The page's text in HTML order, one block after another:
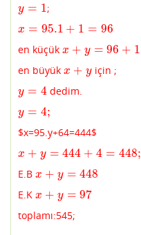
y = 1
y= 1 ;
x = 95.1 + 1 = 96
x= 95.1+1= 96
en küçük x + y = 96 + 1
x+ y= 96 +1 =97
en büyük x + y
x+ y için ;
y = 4
y= 4 dedim.
y = 4;
y= 4;
$x=95.y+64=444$
x + y = 444 + 4 = 448;
x+ y= 444+ 4=448;
E.B x + y = 448
x+ y= 448
E.K x + y = 97
x+ y= 97
toplamı:545;